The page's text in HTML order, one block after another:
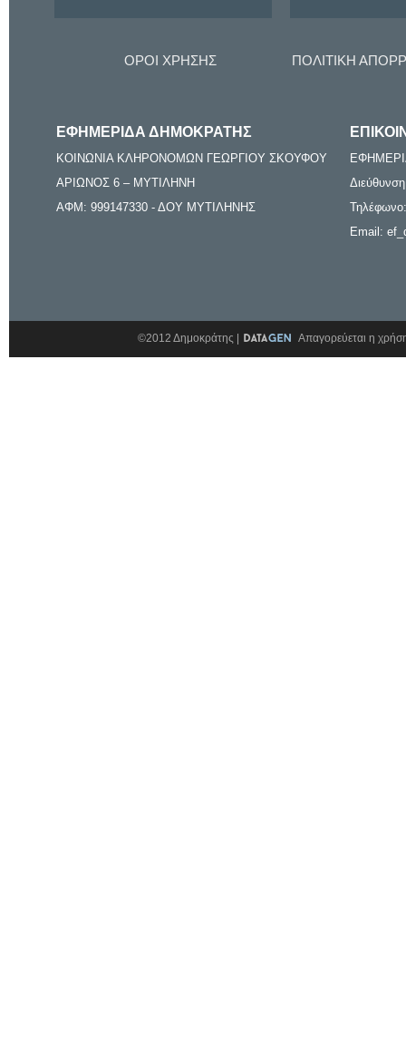
ΟΡΟΙ ΧΡΗΣΗΣ ΠΟΛΙΤΙΚΗ
ΕΦΗΜΕΡΙΔΑ ΔΗΜΟΚΡΑΤΗΣ
ΚΟΙΝΩΝΙΑ ΚΛΗΡΟΝΟΜΩΝ ΓΕΩΡΓΙΟΥ ΣΚΟΥΦΟΥ
ΑΡΙΩΝΟΣ 6 – ΜΥΤΙΛΗΝΗ
ΑΦΜ: 999147330 - ΔΟΥ ΜΥΤΙΛΗΝΗΣ
Email:
©2012 Δημοκράτης | Απαγορεύεται η